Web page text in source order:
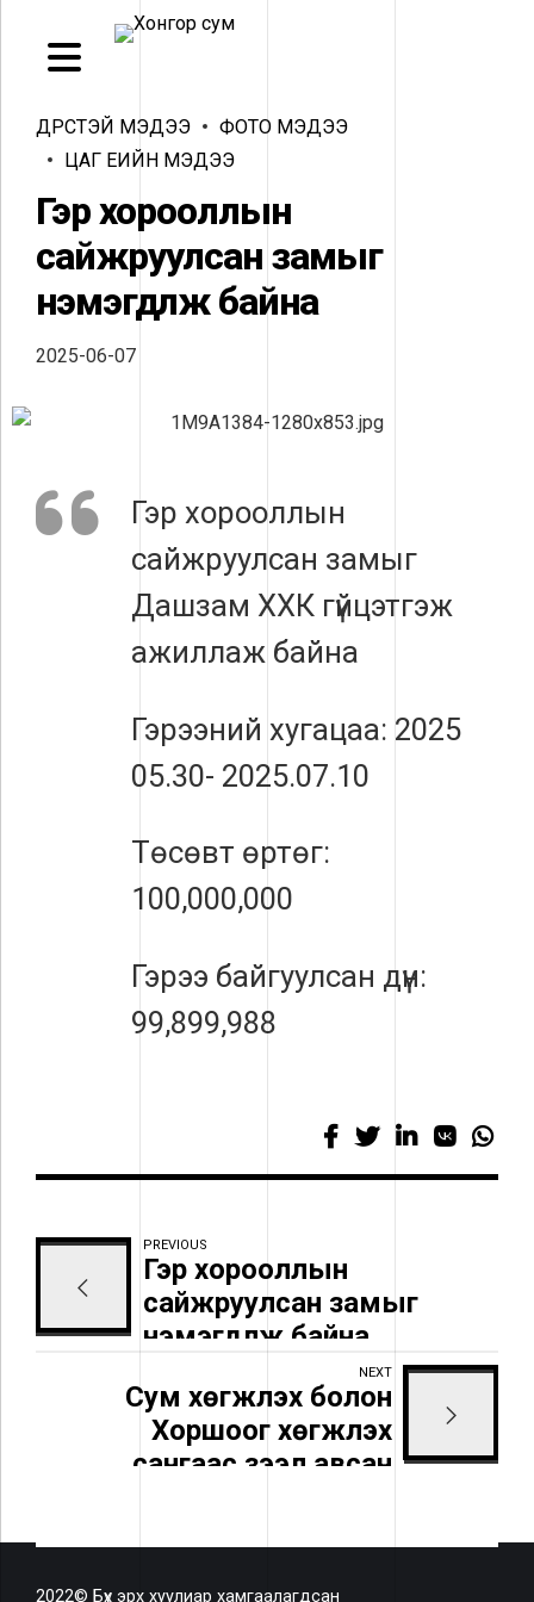
ДҮРСТЭЙ МЭДЭЭ
ФОТО МЭДЭЭ
ЦАГ ҮЕИЙН МЭДЭЭ
Гэр хорооллын
сайжруулсан замыг
нэмэгдүүлж байна
2025-06-07
Гэр хорооллын
сайжруулсан замыг
Дашзам ХХК гүйцэтгэж
ажиллаж байна
Гэрээний хугацаа: 2025
05.30- 2025.07.10
Төсөвт өртөг:
100,000,000
Гэрээ байгуулсан дүн:
99,899,988
PREVIOUS
Гэр хорооллын
сайжруулсан замыг
нэмэгдүүлж байна
NEXT
Сум хөгжүүлэх болон
Хоршоог хөгжүүлэх
сангаас зээл авсан
2022© Бүх эрх хуулиар хамгаалагдсан